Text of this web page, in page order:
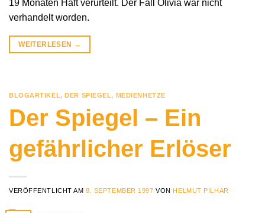
19 Monaten Haft verurteilt. Der Fall Olivia war nicht
verhandelt worden.
WEITERLESEN →
BLOGARTIKEL, DER SPIEGEL, MEDIENHETZE
Der Spiegel – Ein
gefährlicher Erlöser
VERÖFFENTLICHT AM8. SEPTEMBER 1997 VON HELMUT PILHAR